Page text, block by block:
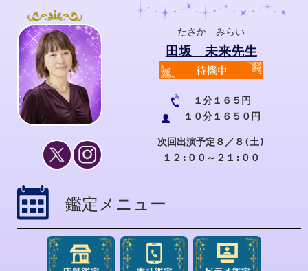
たさか みらい
田坂 未来先生
１分１６５円
１０分１６５０円
次回出演予定８／８(土)
１２:００～２１:００
鑑定メニュー